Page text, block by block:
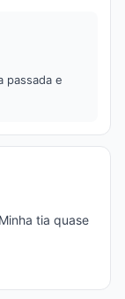
passada e
tia quase